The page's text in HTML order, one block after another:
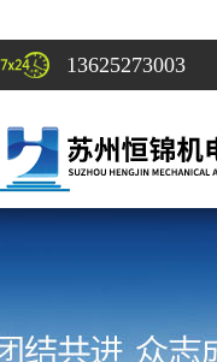
13625273003